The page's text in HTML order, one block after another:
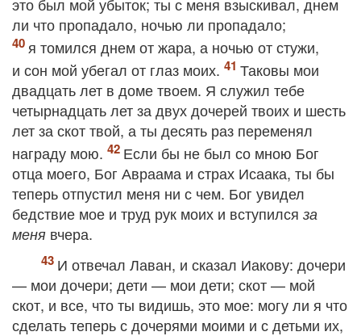
ли что пропадало, ночью ли пропадало;
я томился днем от жара, а ночью от стужи,
и сон мой убегал от глаз моих.
Таковы мои
двадцать лет в доме твоем. Я служил тебе
четырнадцать лет за двух дочерей твоих и шесть
лет за скот твой, а ты десять раз переменял
награду мою.
Если бы не был со мною Бог
отца моего, Бог Авраама и страх Исаака, ты бы
теперь отпустил меня ни с чем. Бог увидел
бедствие мое и труд рук моих и вступился за
меня вчера.
И отвечал Лаван, и сказал Иакову: дочери
— мои дочери; дети — мои дети; скот — мой
скот, и все, что ты видишь, это мое: могу ли я что
сделать теперь с дочерями моими и с детьми их,